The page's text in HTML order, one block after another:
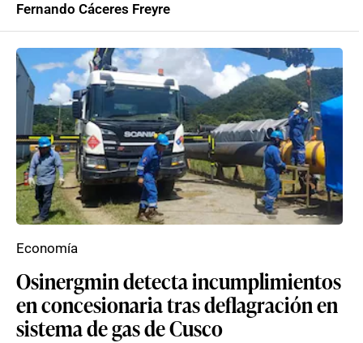
Fernando Cáceres Freyre
Osinergmin detecta incumplimientos
en concesionaria tras deflagración en
sistema de gas de Cusco
Economía